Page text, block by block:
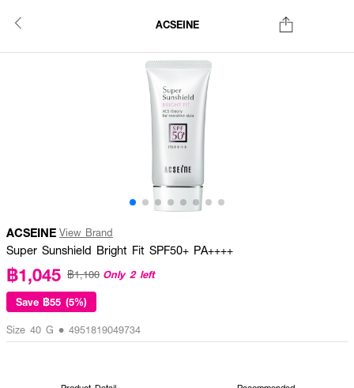
ACSEINE
ACSEINE View Brand
Super Sunshield Bright Fit SPF50+ PA++++
฿1,045 ฿1,100 Only 2 left
Save ฿55 (5%)
Size 40 G • 4951819049734